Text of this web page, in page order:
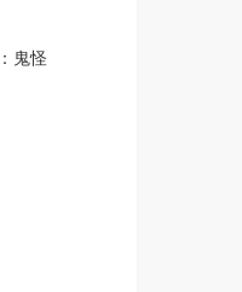
鬼怪